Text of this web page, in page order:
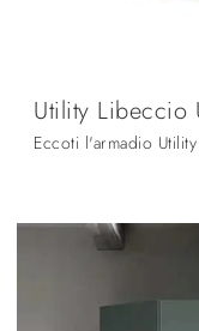
Utility Libeccio